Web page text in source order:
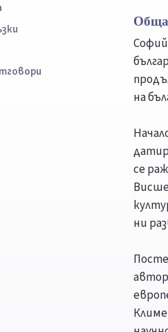
на
се
ни